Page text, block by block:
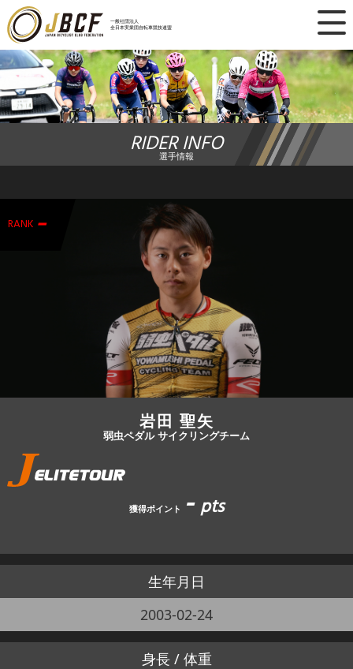
一般社団法人
全日本実業団自転車競技連盟
×
ニュース
レース日程
ランキング
チーム・選手
競技ガイド
加盟・登録
エントリー
JBCF ROAD SERIESとは
RIDER INFO
選手情報
RANK -
岩田 聖矢
弱虫ペダル サイクリングチーム
獲得ポイント -pts
生年月日
2003-02-24
身長 / 体重